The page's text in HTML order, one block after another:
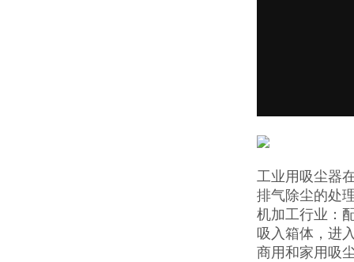
工业用吸尘器
排气除尘的处
机加工行业：
吸入箱体，进
商用和家用吸